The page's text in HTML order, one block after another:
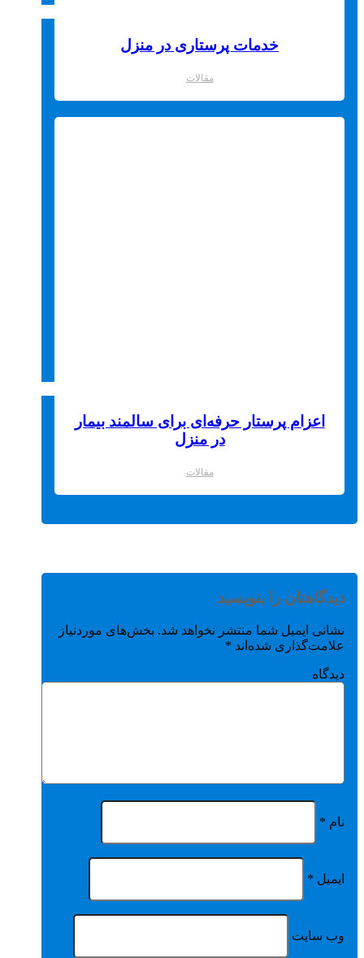
خدمات پرستاری در منزل
مقالات
اعزام پرستار حرفه‌ای برای سالمند بیمار
در منزل
مقالات
دیدگاهتان را بنویسید
نشانی ایمیل شما منتشر نخواهد شد. بخش‌های موردنیاز
علامت‌گذاری شده‌اند *
دیدگاه
نام *
ایمیل *
وب‌ سایت